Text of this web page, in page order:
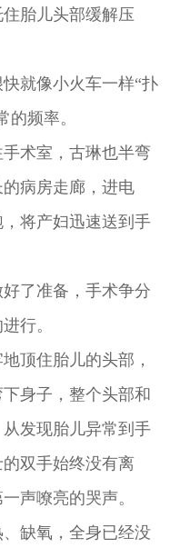
胎儿头部缓解压
就像小火车一样“扑
频率。
术室，古琳也半弯
病房走廊，进电
将产妇迅速送到手
了准备，手术争分
行。
顶住胎儿的头部，
身子，整个头部和
发现胎儿异常到手
双手始终没有离
声嘹亮的哭声。
缺氧，全身已经没